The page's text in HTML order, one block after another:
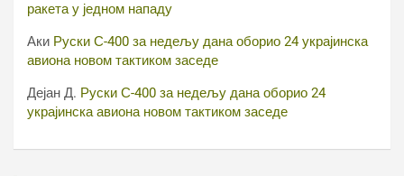
ракета у једном нападу
Аки Руски С-400 за недељу дана оборио 24 украјинска
авиона новом тактиком заседе
Дејан Д. Руски С-400 за недељу дана оборио 24
украјинска авиона новом тактиком заседе